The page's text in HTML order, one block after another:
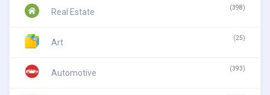
Real Estate (398)
Art (25)
Automotive (393)